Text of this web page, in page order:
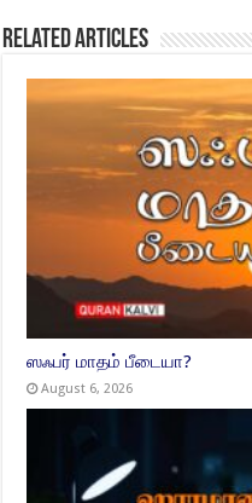
Related Articles
ஸஃபர் மாதம் பீடையா?
August 6, 2026